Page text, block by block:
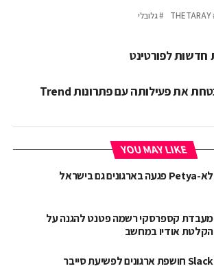
THETARAY גלובלי
קבוצת מנרב מאבטחת את פעילותה עם פתרונות Trend
YOU MAY LIKE
לא-Petya פגעה בארגונים גם בישראל
מעבדת קספרסקי רשמה פטנט להגנה על
הקלטת אודיו במחשב
Slack חושפת ארגונים לפשיעת סייבר